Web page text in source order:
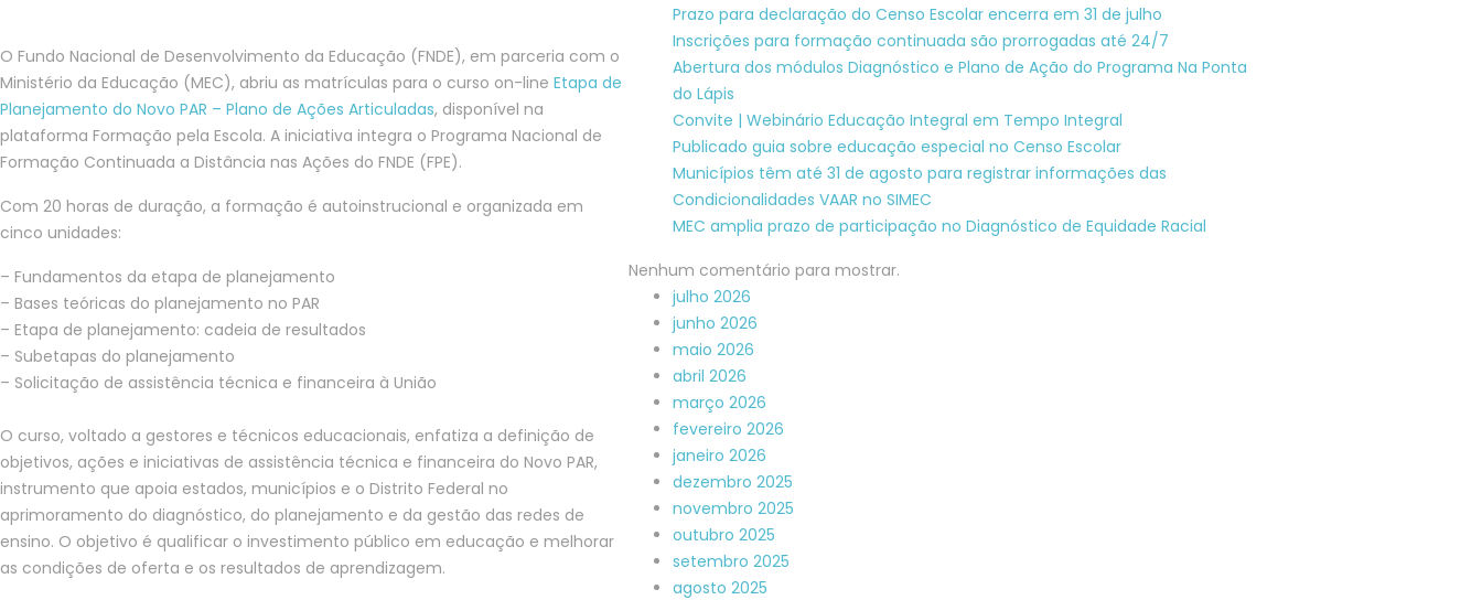
O Fundo Nacional de Desenvolvimento da Educação (FNDE), em parceria com o
Ministério da Educação (MEC), abriu as matrículas para o curso on-line Etapa de
Planejamento do Novo PAR – Plano de Ações Articuladas, disponível na
plataforma Formação pela Escola. A iniciativa integra o Programa Nacional de
Formação Continuada a Distância nas Ações do FNDE (FPE).
Com 20 horas de duração, a formação é autoinstrucional e organizada em
cinco unidades:
– Fundamentos da etapa de planejamento
– Bases teóricas do planejamento no PAR
– Etapa de planejamento: cadeia de resultados
– Subetapas do planejamento
– Solicitação de assistência técnica e financeira à União
O curso, voltado a gestores e técnicos educacionais, enfatiza a definição de
objetivos, ações e iniciativas de assistência técnica e financeira do Novo PAR,
instrumento que apoia estados, municípios e o Distrito Federal no
aprimoramento do diagnóstico, do planejamento e da gestão das redes de
ensino. O objetivo é qualificar o investimento público em educação e melhorar
as condições de oferta e os resultados de aprendizagem.
Prazo para declaração do Censo Escolar encerra em 31 de julho
Inscrições para formação continuada são prorrogadas até 24/7
Abertura dos módulos Diagnóstico e Plano de Ação do Programa Na Ponta
do Lápis
Convite | Webinário Educação Integral em Tempo Integral
Publicado guia sobre educação especial no Censo Escolar
Municípios têm até 31 de agosto para registrar informações das
Condicionalidades VAAR no SIMEC
MEC amplia prazo de participação no Diagnóstico de Equidade Racial
Nenhum comentário para mostrar.
julho 2026
junho 2026
maio 2026
abril 2026
março 2026
fevereiro 2026
janeiro 2026
dezembro 2025
novembro 2025
outubro 2025
setembro 2025
agosto 2025